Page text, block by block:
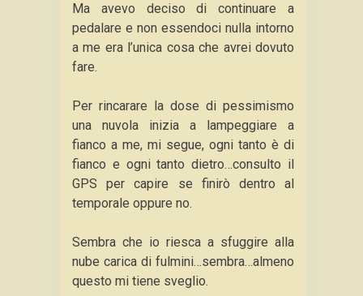
Ma avevo deciso di continuare a
pedalare e non essendoci nulla intorno
a me era l’unica cosa che avrei dovuto
fare.
Per rincarare la dose di pessimismo
una nuvola inizia a lampeggiare a
fianco a me, mi segue, ogni tanto è di
fianco e ogni tanto dietro…consulto il
GPS per capire se finirò dentro al
temporale oppure no.
Sembra che io riesca a sfuggire alla
nube carica di fulmini…sembra…almeno
questo mi tiene sveglio.